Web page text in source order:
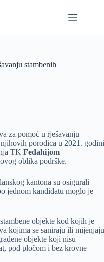
stambenih
za pomoć u rješavanju
porodica u 2021. godini
TK Fedahijom
oblika podrške.
kantona su osigurali
jednom kandidatu moglo je
objekte kod kojih je
kojima se saniraju ili mijenjaju
objekte koji nisu
pod pločom i bez krovne